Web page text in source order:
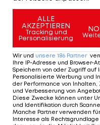
Formel 1
ALLE
AKZEPTIEREN
Tracking und
Personalisierung
Wir und unsere 186 Partner
Ihre IP-Adresse und Browser-
Speichern von oder Zugriff
Personalisierte Werbung und
der Performance von Inhalten,
und Verbesserung von
Diese Zwecke können unter
und Identifikation durch
Manche Partner verwenden
Interesse als